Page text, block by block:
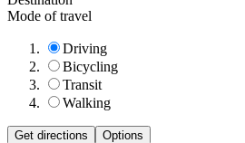
Mode of travel
Driving
Bicycling
Transit
Walking
Get directions Options